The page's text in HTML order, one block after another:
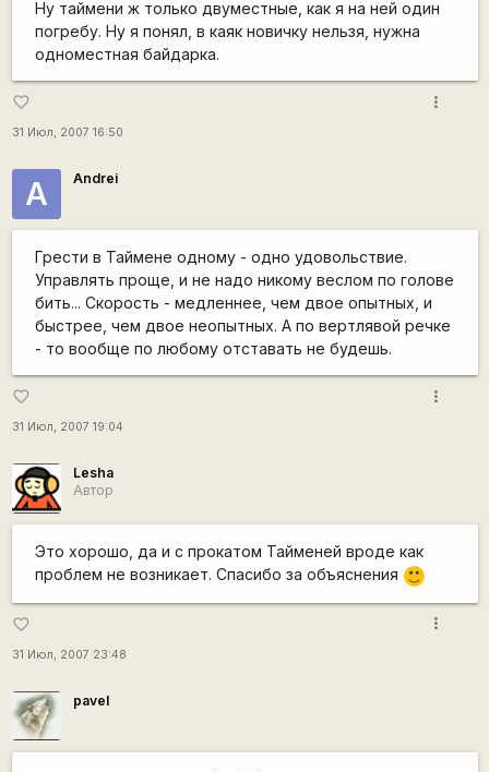
Ну таймени ж только двуместные, как я на ней один
погребу. Ну я понял, в каяк новичку нельзя, нужна
одноместная байдарка.
favorite_border
31 Июл, 2007 16:50
more_vert
A Andrei
Грести в Таймене одному - одно удовольствие.
Управлять проще, и не надо никому веслом по голове
бить... Скорость - медленнее, чем двое опытных, и
быстрее, чем двое неопытных. А по вертлявой речке
- то вообще по любому отставать не будешь.
favorite_border
31 Июл, 2007 19:04
more_vert
Lesha
Автор
Это хорошо, да и с прокатом Тайменей вроде как
проблем не возникает. Спасибо за объяснения
:)
favorite_border
31 Июл, 2007 23:48
more_vert
pavel